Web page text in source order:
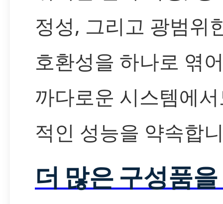
정성, 그리고 광범위
호환성을 하나로 엮
까다로운 시스템에
적인 성능을 약속합
더 많은 구성품